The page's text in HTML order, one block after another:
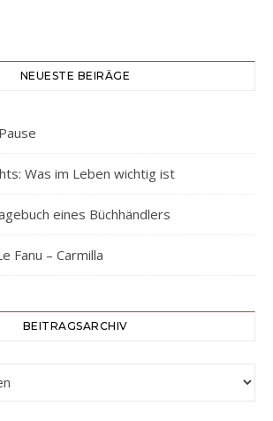
NEUESTE BEIRÄGE
Was im Leben wichtig ist
eines Büchhändlers
Fanu – Carmilla
BEITRAGSARCHIV